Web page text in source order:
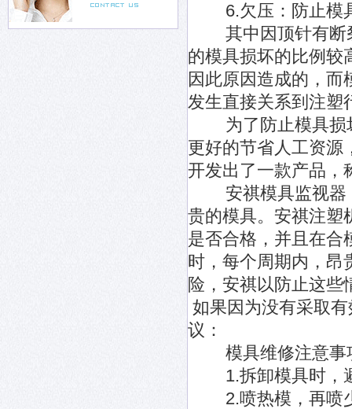
6.欠压：防止模具
其中因顶针有断裂
的模具损坏的比例较
因此原因造成的，
发生直接关系到注塑
为了防止模具损坏
更好的节省人工资源
开发出了一款产品，
安祺模具监视器，
贵的模具。安祺注塑
是否合格，并且在合
时，每个周期内，昂
险，安祺以防止这些
如果因为没有采取
议：
模具维修注意事
1.拆卸模具时，避
2.喷热模，再喷